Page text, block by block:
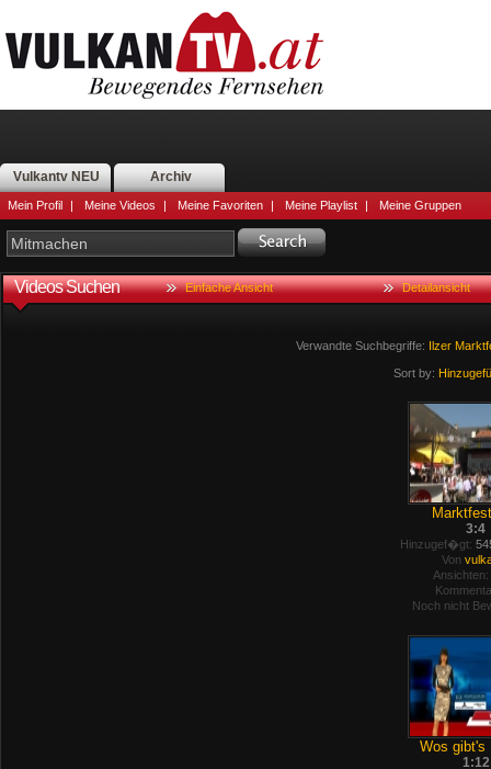
Vulkantv NEU Archiv
Mein Profil | Meine Videos | Meine Favoriten | Meine Playlist | Meine Gruppen
Videos Suchen Einfache Ansicht Detailansicht
Verwandte Suchbegriffe: Ilzer
Sort by:
3:4
Hinzugef�gt:
Von
Ansichten:
Noch nicht
Wos gibt's
1:12